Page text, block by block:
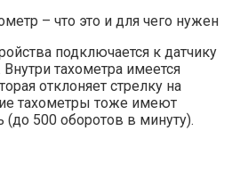
подключается к датчику
тахометра имеется
отклоняет стрелку на
тахометры тоже имеют
500 оборотов в минуту).